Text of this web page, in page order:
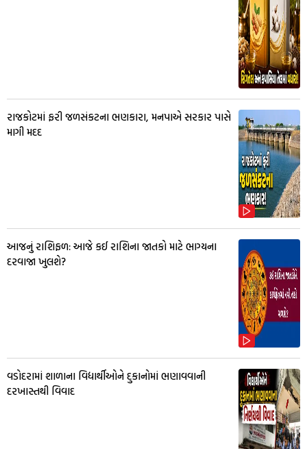
રાજકોટમાં ફરી જળસંકટના ભણકારા, મનપાએ સરકાર પાસે
માગી મદદ
આજનું રાશિફળ: આજે કઈ રાશિના જાતકો માટે ભાગ્યના
દરવાજા ખુલશે?
વડોદરામાં શાળાના વિદ્યાર્થીઓને દુકાનોમાં ભણાવવાની
દરખાસ્તથી વિવાદ